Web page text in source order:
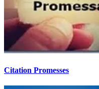
Citation Promesses